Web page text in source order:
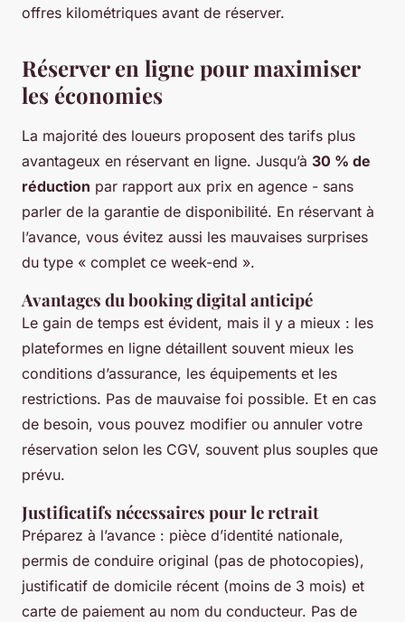
offres kilométriques avant de réserver.
Réserver en ligne pour maximiser
les économies
La majorité des loueurs proposent des tarifs plus
avantageux en réservant en ligne. Jusqu’à 30 % de
réduction par rapport aux prix en agence - sans
parler de la garantie de disponibilité. En réservant à
l’avance, vous évitez aussi les mauvaises surprises
du type « complet ce week-end ».
Avantages du booking digital anticipé
Le gain de temps est évident, mais il y a mieux : les
plateformes en ligne détaillent souvent mieux les
conditions d’assurance, les équipements et les
restrictions. Pas de mauvaise foi possible. Et en cas
de besoin, vous pouvez modifier ou annuler votre
réservation selon les CGV, souvent plus souples que
prévu.
Justificatifs nécessaires pour le retrait
Préparez à l’avance : pièce d’identité nationale,
permis de conduire original (pas de photocopies),
justificatif de domicile récent (moins de 3 mois) et
carte de paiement au nom du conducteur. Pas de